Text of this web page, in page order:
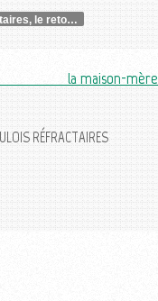
Les Gaulois Réfractaires, le retour !
la maison-mère
RÉFRACTAIRES